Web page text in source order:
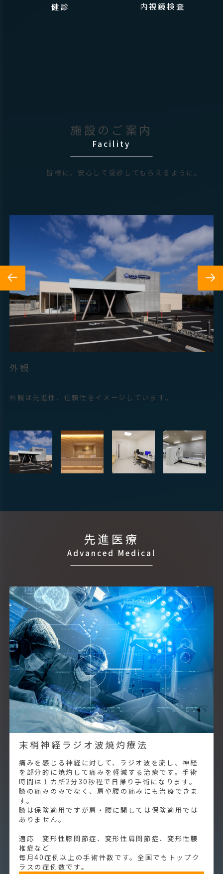
健診 内視鏡検査
施設のご案内
Facility
皆様に、安心して受診してもらえるように。
Previous
外観
外観は先進性、信頼性をイメージしています。
救急の慌ただしさを感じさせないように、待ち時間のス
るよう広めの作りです。
引き続き治療が必要な場合は、連携病院に転院となりま
Next
先進医療
Advanced Medical
末梢神経ラジオ波焼灼療法
痛みを感じる神経に対して、ラジオ波を流し、神経
を部分的に焼灼して痛みを軽減する治療です。手術
時間は１カ所2分30秒程で日帰り手術になります。
膝の痛みのみでなく、肩や腰の痛みにも治療できま
す。
膝は保険適用ですが肩・腰に関しては保険適用では
ありません。
適応 変形性膝関節症、変形性肩関節症、変形性腰
椎症など
毎月40症例以上の手術件数です。全国でもトップク
ラスの症例数です。